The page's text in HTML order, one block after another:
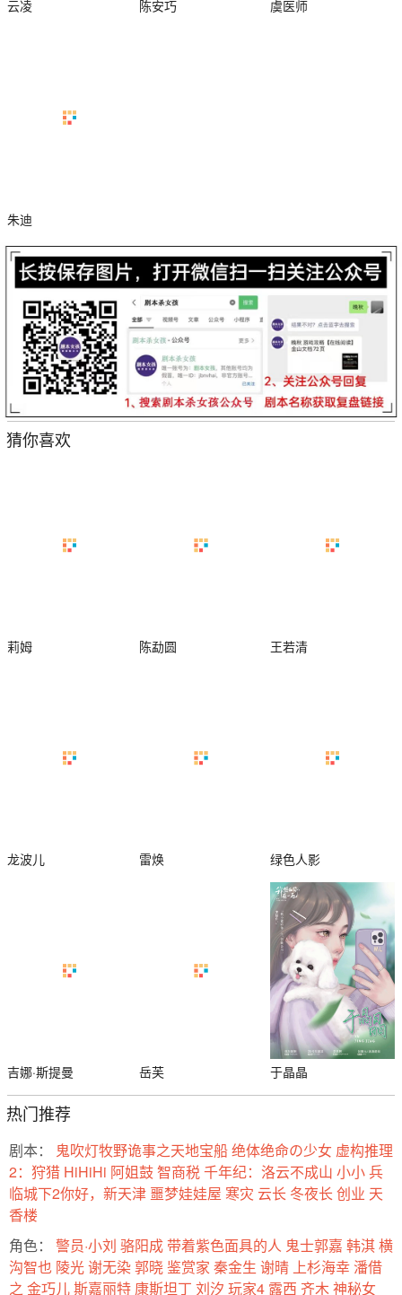
云凌 陈安巧 虞医师
朱迪
猜你喜欢
莉姆 陈勐圆 王若清
龙波儿 雷焕 绿色人影
吉娜·斯提曼 岳芙 于晶晶
热门推荐
剧本： 鬼吹灯牧野诡事之天地宝船绝体绝命の少女 虚构推理
2：狩猎 HiHiHi 阿姐鼓智商税千年纪：洛云不成山 小小兵
临城下2你好，新天津 噩梦娃娃屋 寒灾 云长 冬夜长 创业 天
香楼
角色：
警员·小刘 骆阳成带着紫色面具的人 鬼士郭嘉 韩淇横
沟智也 陵光谢无染郭晓鉴赏家 秦金生 谢晴 上杉海幸 潘借
之金巧儿斯嘉丽特 康斯坦丁 刘汐 玩家4 露西 齐木神秘女